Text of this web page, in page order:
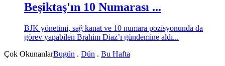
Beşiktaş'ın 10 Numarası ...
BJK yönetimi, sağ kanat ve 10 numara pozisyonunda da
görev yapabilen Brahim Diaz’ı gündemine aldı...
Çok OkunanlarBugün . Dün . Bu Hafta